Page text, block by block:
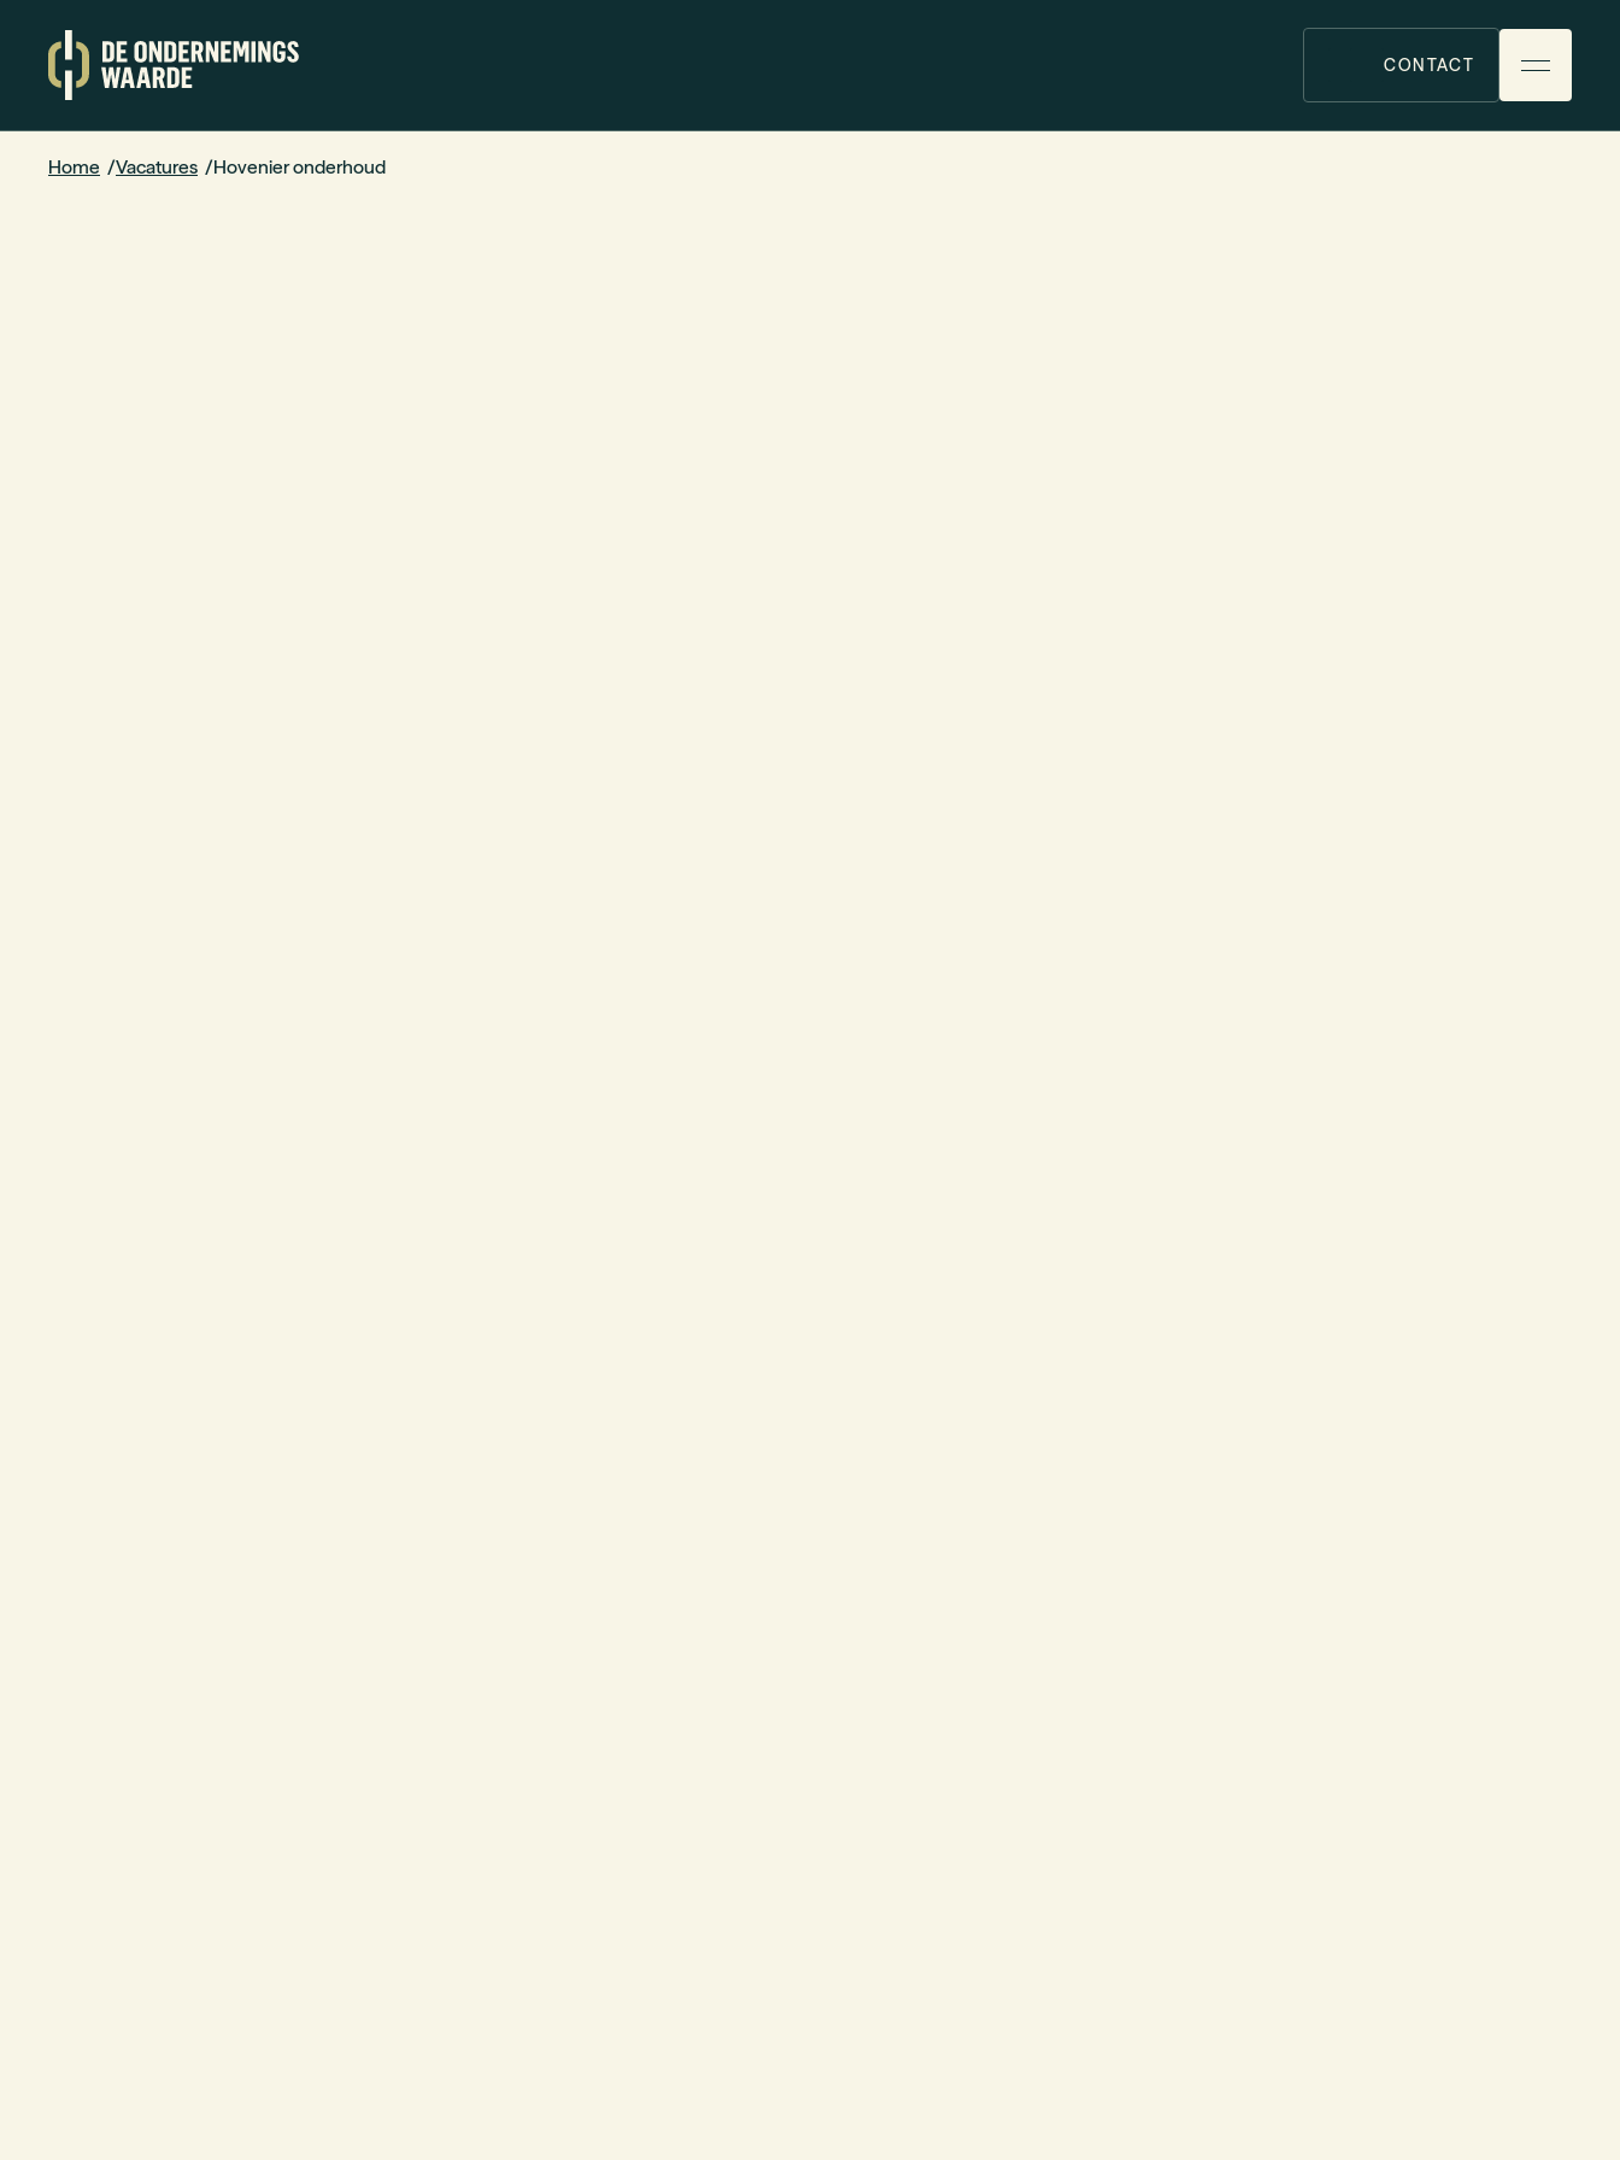
CONTACT
Home Vacatures Hovenier onderhoud